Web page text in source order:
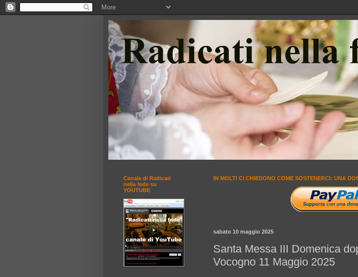
IN MOLTI CI CHIEDONO COME SOSTENERCI: UNA
sabato 10 maggio 2025
Santa Messa III Domenica
Vocogno 11 Maggio 2025
Canale di Radicati
nella fede su
YOUTUBE